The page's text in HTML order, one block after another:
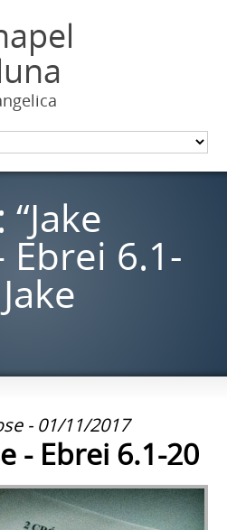
Ebrei 6.1-
- 01/11/2017
- Ebrei 6.1-20